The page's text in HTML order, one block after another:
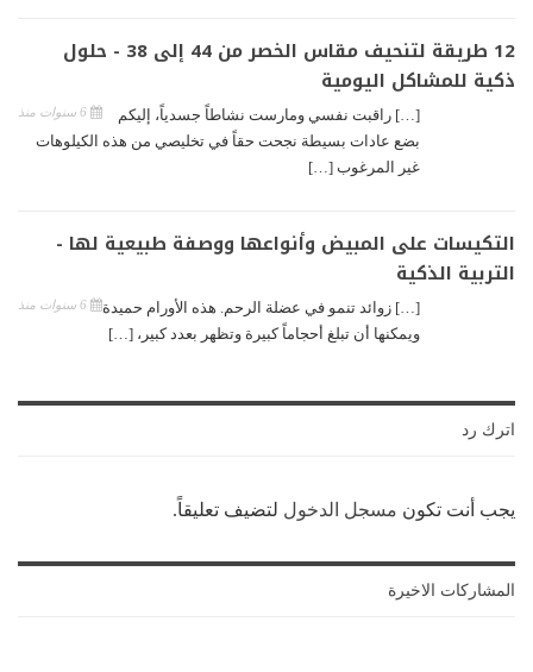
12 طريقة لتنحيف مقاس الخصر من 44 إلى 38 - حلول
ذكية للمشاكل اليومية
[…] راقبت نفسي ومارست نشاطاً جسدياً، إليكم
بضع عادات بسيطة نجحت حقاً في تخليصي من هذه الكيلوهات
غير المرغوب […]
التكيسات على المبيض وأنواعها ووصفة طبيعية لها -
التربية الذكية
[…] زوائد تنمو في عضلة الرحم. هذه الأورام حميدة
ويمكنها أن تبلغ أحجاماً كبيرة وتظهر بعدد كبير، […]
اترك رد
يجب أنت تكون مسجل الدخول لتضيف تعليقاً.
المشاركات الاخيرة